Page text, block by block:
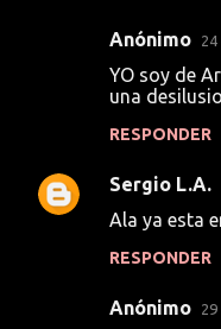
Anónimo 24
YO soy de
una
RESPONDER
Sergio L.A.
Ala ya esta
RESPONDER
Anónimo